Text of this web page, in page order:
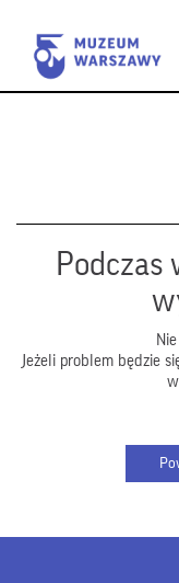
Jeżeli problem będzie